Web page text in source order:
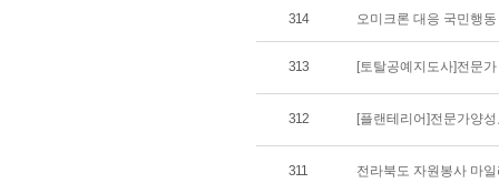
314 오미크론 대응 국민행
313 [토탈공예지도사]전문
312 [플랜테리어]전문가양
311 전라북도 자원봉사 마